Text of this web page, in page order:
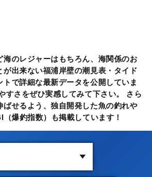
海のレジャーはもちろん、海関係のお
が出来ない福浦岸壁の潮見表・タイド
トで詳細な最新データを公開していま
すさをぜひ実感してみて下さい。 さら
ばせるよう、独自開発した魚の釣れや
爆釣指数）も掲載しています！